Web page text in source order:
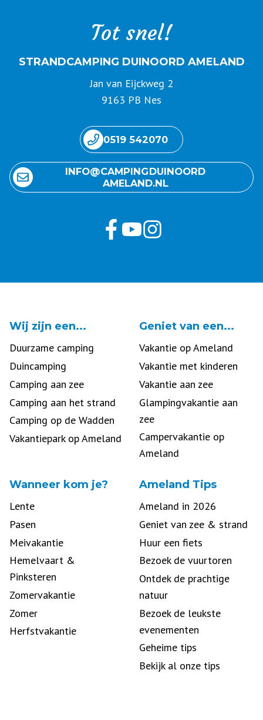
Tot snel!
STRANDCAMPING DUINOORD AMELAND
Jan van Eijckweg 2
9163 PB Nes
0519 542070
INFO@ CAMPING DUINOORD
AMELAND.NL
Wij zijn een...
Duurzame camping
Duincamping
Camping aan zee
Camping aan het strand
Camping op de Wadden
Vakantiepark op Ameland
Geniet van een...
Vakantie op Ameland
Vakantie met kinderen
Vakantie aan zee
Glampingvakantie aan
zee
Campervakantie op
Ameland
Wanneer kom je?
Lente
Pasen
Meivakantie
Hemelvaart &
Pinksteren
Zomervakantie
Zomer
Herfstvakantie
Ameland Tips
Ameland in 2026
Geniet van zee & strand
Huur een fiets
Bezoek de vuurtoren
Ontdek de prachtige
natuur
Bezoek de leukste
evenementen
Geheime tips
Bekijk al onze tips